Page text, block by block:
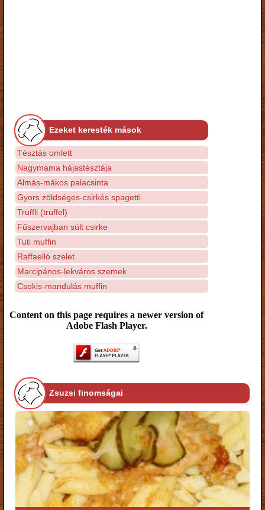
Ezeket keresték mások
Tésztás omlett
Nagymama hájastésztája
Almás-mákos palacsinta
Gyors zöldséges-csirkés spagetti
Trüffli (trüffel)
Fűszervajban sült csirke
Tuti muffin
Raffaelló szelet
Marcipános-lekváros szemek
Csokis-mandulás muffin
Content on this page requires a newer version of
Adobe Flash Player.
Zsuzsi finomságai